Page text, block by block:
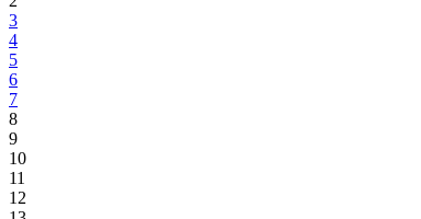
3
4
5
6
7
8
9
10
11
12